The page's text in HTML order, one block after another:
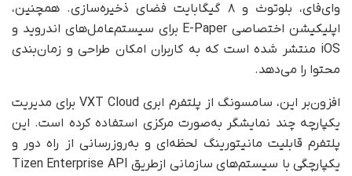
وای‌فای، بلوتوث و ۸ گیگابایت فضای ذخیره‌سازی. همچنین،
اپلیکیشن اختصاصی E-Paper برای سیستم‌عامل‌های اندروید و
iOS منتشر شده است که به کاربران امکان طراحی و زمان‌بندی
محتوا را می‌دهد.
افزون‌بر این، سامسونگ از پلتفرم ابری VXT Cloud برای مدیریت
یکپارچه چند نمایشگر به‌صورت مرکزی استفاده کرده است. این
پلتفرم قابلیت مانیتورینگ لحظه‌ای و به‌روزرسانی از راه دور و
یکپارچگی با سیستم‌های سازمانی ازطریق Tizen Enterprise API